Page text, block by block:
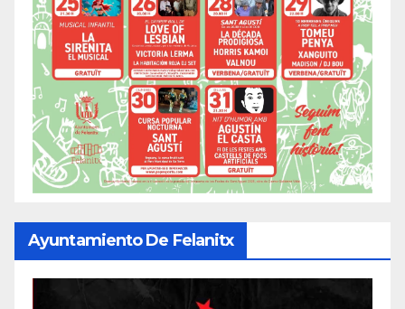
Ayuntamiento De Felanitx